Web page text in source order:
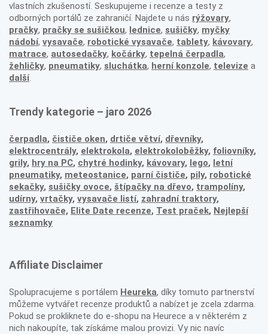
vlastních zkušeností. Seskupujeme i recenze a testy z
odborných portálů ze zahraničí. Najdete u nás rýžovary,
pračky, pračky se sušičkou, lednice, sušičky, myčky
nádobí, vysavače, robotické vysavače, tablety, kávovary,
matrace, autosedačky, kočárky, tepelná čerpadla,
žehličky, pneumatiky, sluchátka, herní konzole, televize a
další.
Trendy kategorie – jaro 2026
čerpadla, čističe oken, drtiče větví, dřevníky,
elektrocentrály, elektrokola, elektrokoloběžky, foliovníky,
grily, hry na PC, chytré hodinky, kávovary, lego, letní
pneumatiky, meteostanice, parní čističe, pily, robotické
sekačky, sušičky ovoce, štípačky na dřevo, trampolíny,
udírny, vrtačky, vysavače listí, zahradní traktory,
zastřihovače, Elite Date recenze, Test praček, Nejlepší
seznamky
Affiliate Disclaimer
Spolupracujeme s portálem Heureka, díky tomuto partnerství
můžeme vytvářet recenze produktů a nabízet je zcela zdarma.
Pokud se prokliknete do e-shopu na Heurece a v některém z
nich nakoupíte, tak získáme malou provizi. Vy nic navíc